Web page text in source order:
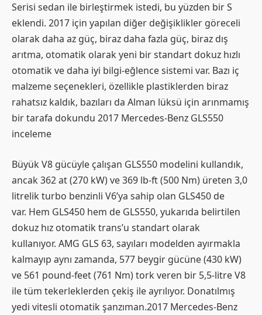
Serisi sedan ile birleştirmek istedi, bu yüzden bir S
eklendi. 2017 için yapılan diğer değişiklikler göreceli
olarak daha az güç, biraz daha fazla güç, biraz dış
arıtma, otomatik olarak yeni bir standart dokuz hızlı
otomatik ve daha iyi bilgi-eğlence sistemi var. Bazı iç
malzeme seçenekleri, özellikle plastiklerden biraz
rahatsız kaldık, bazıları da Alman lüksü için arınmamış
bir tarafa dokundu 2017 Mercedes-Benz GLS550
inceleme
Büyük V8 gücüyle çalışan GLS550 modelini kullandık,
ancak 362 at (270 kW) ve 369 lb-ft (500 Nm) üreten 3,0
litrelik turbo benzinli V6’ya sahip olan GLS450 de
var. Hem GLS450 hem de GLS550, yukarıda belirtilen
dokuz hız otomatik trans’u standart olarak
kullanıyor. AMG GLS 63, sayıları modelden ayırmakla
kalmayıp aynı zamanda, 577 beygir gücüne (430 kW)
ve 561 pound-feet (761 Nm) tork veren bir 5,5-litre V8
ile tüm tekerleklerden çekiş ile ayrılıyor. Donatılmış
yedi vitesli otomatik şanzıman.2017 Mercedes-Benz